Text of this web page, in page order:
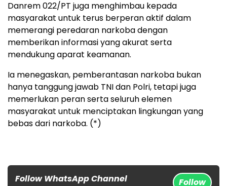
Danrem 022/PT juga menghimbau kepada
masyarakat untuk terus berperan aktif dalam
memerangi peredaran narkoba dengan
memberikan informasi yang akurat serta
mendukung aparat keamanan.
Ia menegaskan, pemberantasan narkoba bukan
hanya tanggung jawab TNI dan Polri, tetapi juga
memerlukan peran serta seluruh elemen
masyarakat untuk menciptakan lingkungan yang
bebas dari narkoba. (*)
Follow WhatsApp Channel
Follow